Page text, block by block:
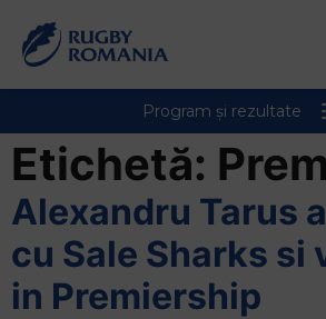
venit
cititorul
ecran
One
Accessibility
Pentru
Etichetă:
Alexandru Tarus
cu Sale Sharks si
in Premiership